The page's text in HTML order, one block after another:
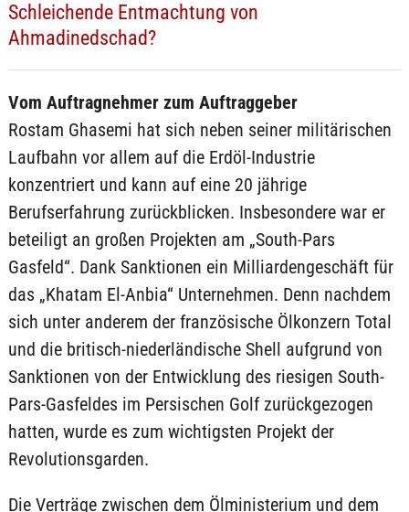
Schleichende Entmachtung von
Ahmadinedschad?
Vom Auftragnehmer zum Auftraggeber
Rostam Ghasemi hat sich neben seiner militärischen
Laufbahn vor allem auf die Erdöl-Industrie
konzentriert und kann auf eine 20 jährige
Berufserfahrung zurückblicken. Insbesondere war er
beteiligt an großen Projekten am „South-Pars
Gasfeld“. Dank Sanktionen ein Milliardengeschäft für
das „Khatam El-Anbia“ Unternehmen. Denn nachdem
sich unter anderem der französische Ölkonzern Total
und die britisch-niederländische Shell aufgrund von
Sanktionen von der Entwicklung des riesigen South-
Pars-Gasfeldes im Persischen Golf zurückgezogen
hatten, wurde es zum wichtigsten Projekt der
Revolutionsgarden.
Die Verträge zwischen dem Ölministerium und dem